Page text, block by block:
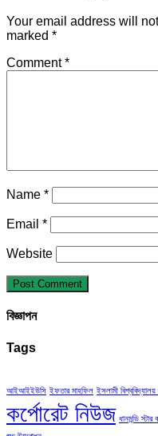
Your email address will
marked *
Comment*
Name *
Email *
Website
বিজ্ঞাপন
Tags
আইআইইউসি ইফতার মাহফিল ইসলামী বিশ্ববিদ্যালয়
কর্পোরেট নিউজ ধানমন্ডি স্টার